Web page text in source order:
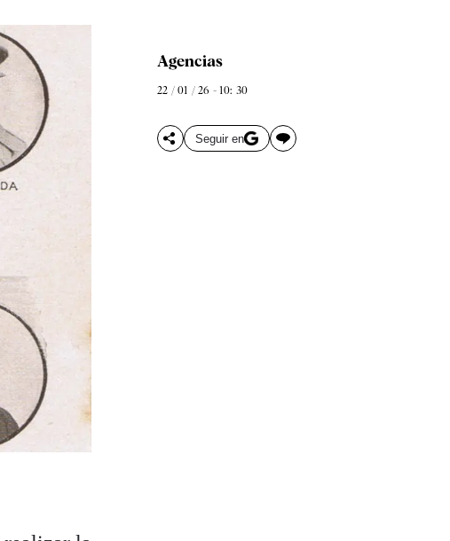
Agencias
22 / 01 / 26 - 10: 30
Seguir en